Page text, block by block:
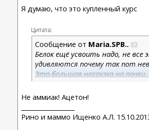
Я думаю, что это купленный курс
Цитата:
Сообщение от Maria.SPB..
Белок ещё усвоить надо, не
удивляются почему так пот
Это большая нагрузка на
Не аммиак! Ацетон!
Рино и маммо Ищенко А.Л.